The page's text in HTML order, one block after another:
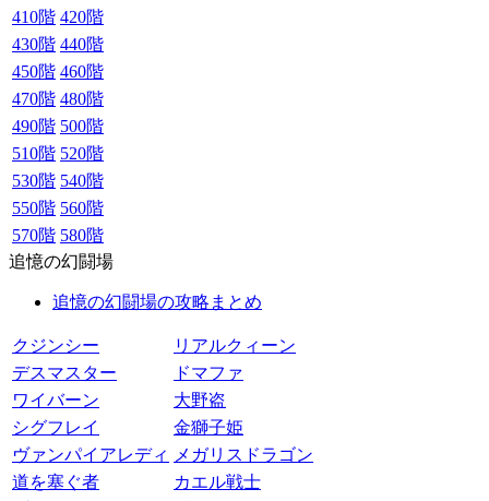
410階 420階
430階 440階
450階 460階
470階 480階
490階 500階
510階 520階
530階 540階
550階 560階
570階 580階
追憶の幻闘場
追憶の幻闘場の攻略まとめ
クジンシー
リアルクィーン
デスマスター
ドマファ
ワイバーン
大野盗
シグフレイ
金獅子姫
ヴァンパイアレディ
メガリスドラゴン
道を塞ぐ者
カエル戦士